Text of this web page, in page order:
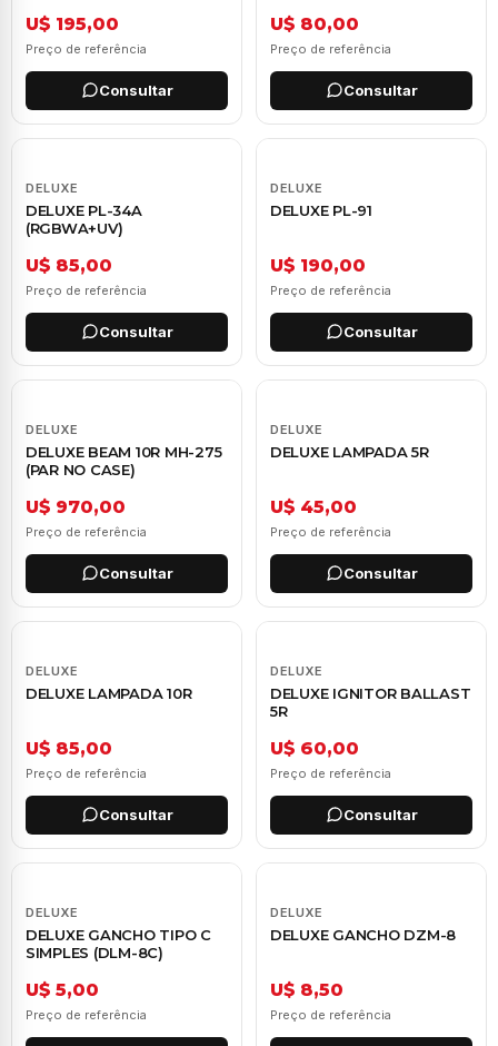
U$ 195,00
Preço de referência
Consultar
U$ 80,00
Preço de referência
Consultar
DELUXE
DELUXE PL-34A
(RGBWA+UV)
U$ 85,00
Preço de referência
Consultar
DELUXE
DELUXE PL-91
U$ 190,00
Preço de referência
Consultar
DELUXE
DELUXE BEAM 10R MH-275
(PAR NO CASE)
U$ 970,00
Preço de referência
Consultar
DELUXE
DELUXE LAMPADA 5R
U$ 45,00
Preço de referência
Consultar
DELUXE
DELUXE LAMPADA 10R
U$ 85,00
Preço de referência
Consultar
DELUXE
DELUXE IGNITOR BALLAST
5R
U$ 60,00
Preço de referência
Consultar
DELUXE
DELUXE GANCHO TIPO C
SIMPLES (DLM-8C)
U$ 5,00
Preço de referência
DELUXE
DELUXE GANCHO DZM-8
U$ 8,50
Preço de referência